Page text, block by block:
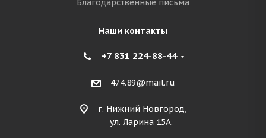
Благодарственные письма
Наши контакты
+7 831 224-88-44
474.89@mail.ru
г. Нижний Новгород,
ул. Ларина 15А.